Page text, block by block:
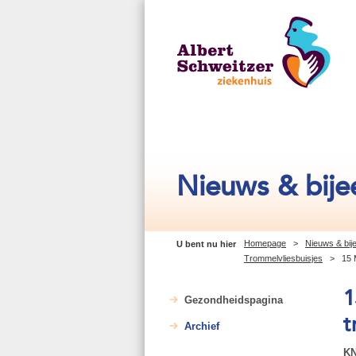
Nieuws &
U bent nu hier Homepage >
Nieuws &
Trommelvliesbuisjes
> 15
Gezondheidspagina
Archief